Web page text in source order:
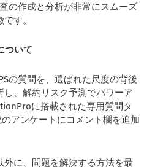
の作成と分析が非常にスムーズ
す。
ついて
の質問を、選ばれた尺度の背後
し、解約リスク予測でパワーア
に搭載された専用質問タ
アンケートにコメント欄を追加
外に、問題を解決する方法を最